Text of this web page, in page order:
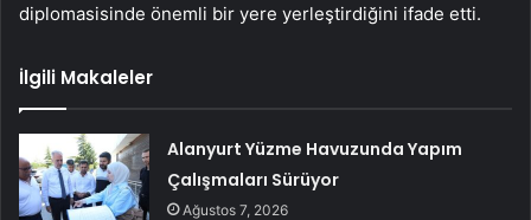
diplomasisinde önemli bir yere yerleştirdiğini ifade etti.
İlgili Makaleler
Alanyurt Yüzme Havuzunda Yapım
Çalışmaları Sürüyor
Ağustos 7, 2026